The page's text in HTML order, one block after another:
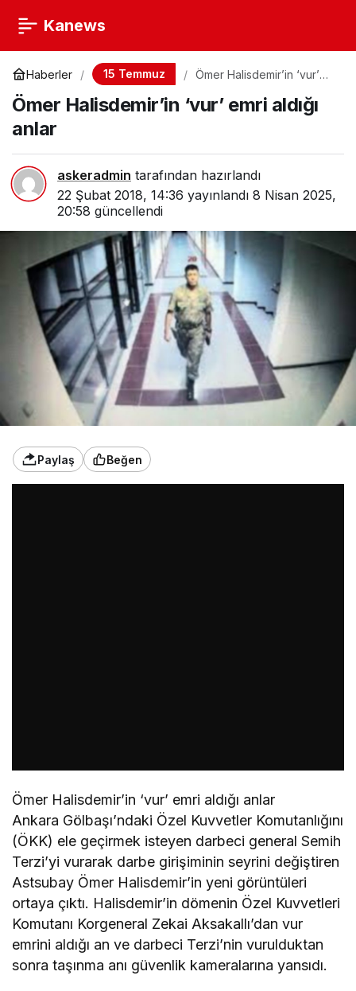
Kanews
Haberler 15 Temmuz
Ömer Halisdemir’in ‘vur’
Ömer Halisdemir’in ‘vur’ emri aldığı
anlar
askeradmin tarafından hazırlandı
22 Şubat 2018, 14:36 yayınlandı 8 Nisan 2025,
20:58 güncellendi
Paylaş Beğen
Ömer Halisdemir’in ‘vur’ emri aldığı anlar
Ankara Gölbaşı’ndaki Özel Kuvvetler Komutanlığını
(ÖKK) ele geçirmek isteyen darbeci general Semih
Terzi’yi vurarak darbe girişiminin seyrini değiştiren
Astsubay Ömer Halisdemir’in yeni görüntüleri
ortaya çıktı. Halisdemir’in dömenin Özel Kuvvetleri
Komutanı Korgeneral Zekai Aksakallı’dan vur
emrini aldığı an ve darbeci Terzi’nin vurulduktan
sonra taşınma anı güvenlik kameralarına yansıdı.